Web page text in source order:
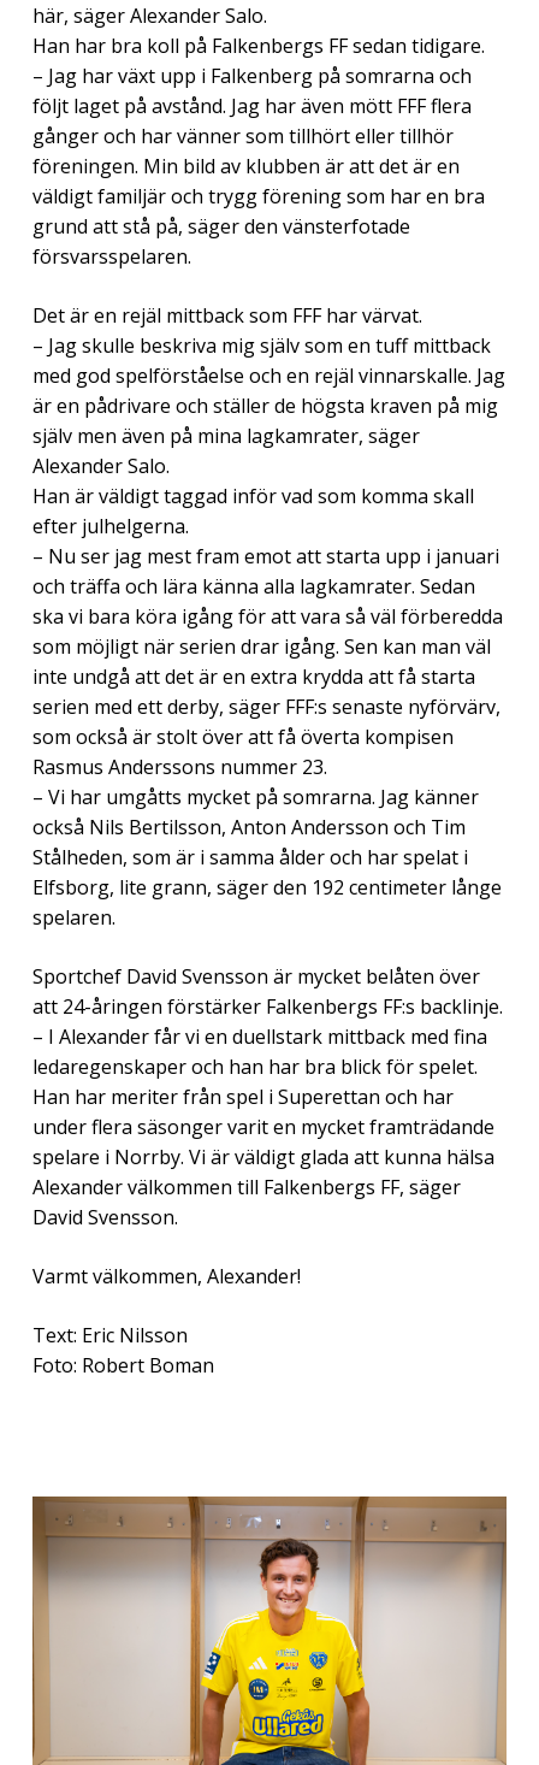
här, säger Alexander Salo.
Han har bra koll på Falkenbergs FF sedan tidigare.
– Jag har växt upp i Falkenberg på somrarna och
följt laget på avstånd. Jag har även mött FFF flera
gånger och har vänner som tillhört eller tillhör
föreningen. Min bild av klubben är att det är en
väldigt familjär och trygg förening som har en bra
grund att stå på, säger den vänsterfotade
försvarsspelaren.
Det är en rejäl mittback som FFF har värvat.
– Jag skulle beskriva mig själv som en tuff mittback
med god spelförståelse och en rejäl vinnarskalle. Jag
är en pådrivare och ställer de högsta kraven på mig
själv men även på mina lagkamrater, säger
Alexander Salo.
Han är väldigt taggad inför vad som komma skall
efter julhelgerna.
– Nu ser jag mest fram emot att starta upp i januari
och träffa och lära känna alla lagkamrater. Sedan
ska vi bara köra igång för att vara så väl förberedda
som möjligt när serien drar igång. Sen kan man väl
inte undgå att det är en extra krydda att få starta
serien med ett derby, säger FFF:s senaste nyförvärv,
som också är stolt över att få överta kompisen
Rasmus Anderssons nummer 23.
– Vi har umgåtts mycket på somrarna. Jag känner
också Nils Bertilsson, Anton Andersson och Tim
Stålheden, som är i samma ålder och har spelat i
Elfsborg, lite grann, säger den 192 centimeter långe
spelaren.
Sportchef David Svensson är mycket belåten över
att 24-åringen förstärker Falkenbergs FF:s backlinje.
– I Alexander får vi en duellstark mittback med fina
ledaregenskaper och han har bra blick för spelet.
Han har meriter från spel i Superettan och har
under flera säsonger varit en mycket framträdande
spelare i Norrby. Vi är väldigt glada att kunna hälsa
Alexander välkommen till Falkenbergs FF, säger
David Svensson.
Varmt välkommen, Alexander!
Text: Eric Nilsson
Foto: Robert Boman